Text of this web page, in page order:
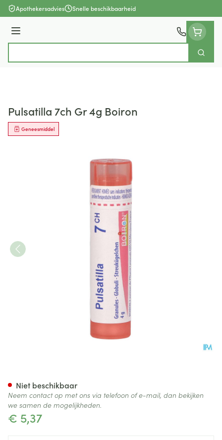
Ga naar de inhoud
Apothekersadvies Snelle beschikbaarheid
Menu
Zoek
Pulsatilla 7ch Gr 4g Boiron
Geneesmiddel
€ 5,37
Niet beschikbaar
Neem contact op met ons via telefoon of e-mail, dan bekijken
we samen de mogelijkheden.